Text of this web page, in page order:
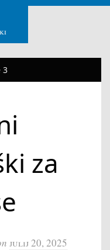
3
za
julij 20, 2025